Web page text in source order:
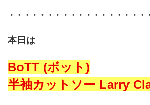
・・・・・・・・・・・・・・・・・・
本日は
BoTT (ボット)
半袖カットソー Larry